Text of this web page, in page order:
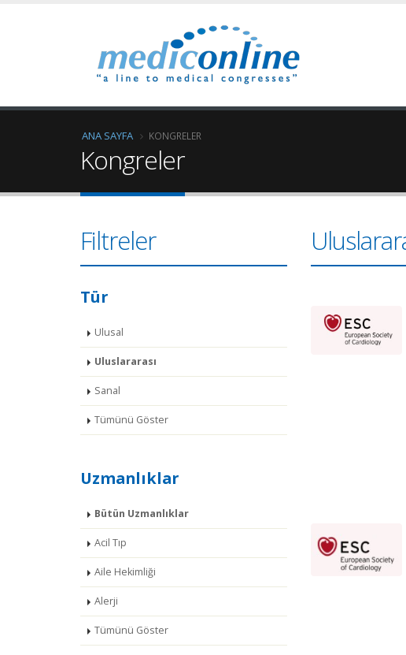
ANA SAYFA KONGRELER
Kongreler
Filtreler
Tür
Ulusal
Uluslararası
Sanal
Tümünü Göster
Uzmanlıklar
Bütün Uzmanlıklar
Acil Tıp
Aile Hekimliği
Alerji
Tümünü Göster